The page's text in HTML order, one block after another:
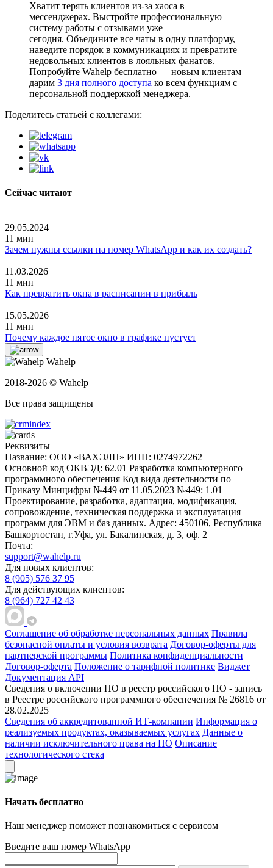
Хватит терять клиентов из-за хаоса в
мессенджерах. Выстройте профессиональную
систему работы с отзывами уже
сегодня. Объедините все чаты в одну платформу,
наведите порядок в коммуникациях и превратите
недовольных клиентов в лояльных фанатов.
Попробуйте Wahelp бесплатно — новым клиентам
дарим 3 дня полного доступа ко всем функциям с
персональной поддержкой менеджера.
Поделитесь статьей с коллегами:
Сейчас читают
29.05.2024
11 мин
Зачем нужны ссылки на номер WhatsApp и как их создать?
11.03.2026
11 мин
Как превратить окна в расписании в прибыль
15.05.2026
11 мин
Почему каждое пятое окно в графике пустует
Wahelp
2018-2026 © Wahelp
Все права защищены
Реквизиты
Название: ООО «ВАХЭЛП» ИНН: 0274972262
Основной код ОКВЭД: 62.01 Разработка компьютерного
программного обеспечения Код вида деятельности по
Приказу Минцифры №449 от 11.05.2023 №449: 1.01 —
Проектирование, разработка, адаптация, модификация,
сопровождение, техническая поддержка и эксплуатация
программ для ЭВМ и баз данных. Адрес: 450106, Республика
Башкортостан, г.Уфа, ул. Бакалинская, д. 3, oф. 2
Почта:
support@wahelp.ru
Для новых клиентов:
8 (905) 576 37 95
Для действующих клиентов:
8 (964) 727 42 43
Соглашение об обработке персональных данных Правила
безопасной оплаты и условия возврата Договор-оферты для
партнерской программы Политика конфиденциальности
Договор-оферта Положение о тарифной политике Виджет
Документация API
Сведения о включении ПО в реестр российского ПО - запись
в Реестре российского программного обеспечения № 26816 от
28.02.2025
Сведения об аккредитованной ИТ-компании Информация о
реализуемых продуктах, оказываемых услугах Данные о
наличии исключительного права на ПО Описание
технологического стека
Начать бесплатно
Наш менеджер поможет познакомиться с сервисом
Введите ваш номер WhatsApp